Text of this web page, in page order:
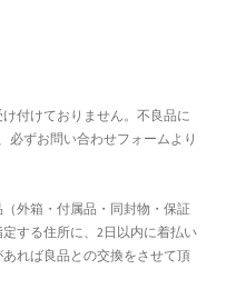
付けておりません。不良品に
必ずお問い合わせフォームより
外箱・付属品・同封物・保証
する住所に、2日以内に着払い
れば良品との交換をさせて頂